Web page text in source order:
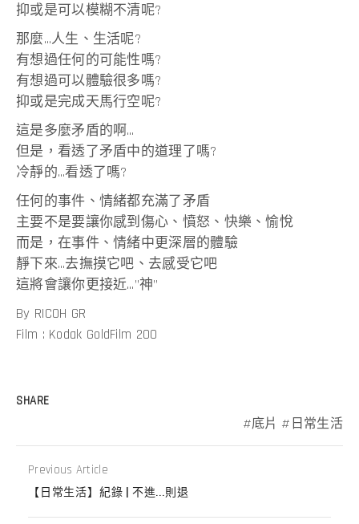
抑或是可以模糊不清呢?
那麼…人生、生活呢?
有想過任何的可能性嗎?
有想過可以體驗很多嗎?
抑或是完成天馬行空呢?
這是多麼矛盾的啊…
但是，看透了矛盾中的道理了嗎?
冷靜的…看透了嗎?
任何的事件、情緒都充滿了矛盾
主要不是要讓你感到傷心、憤怒、快樂、愉悅
而是，在事件、情緒中更深層的體驗
靜下來…去撫摸它吧、去感受它吧
這將會讓你更接近…”神”
By RICOH GR
Film : Kodak GoldFilm 200
SHARE
底片 日常生活
Previous Article
【日常生活】紀錄 | 不進...則退